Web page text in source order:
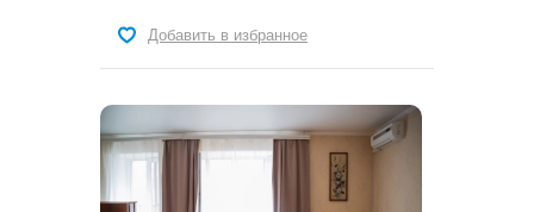
Добавить в избранное